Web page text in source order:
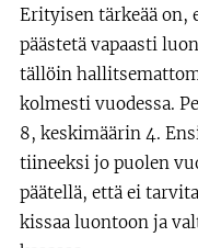
Erityisen tärkeää on,
päästetä vapaasti
tällöin
kolmesti vuodessa.
8, keskimäärin 4.
tiineeksi jo puolen
päätellä, että ei
kissaa luontoon ja